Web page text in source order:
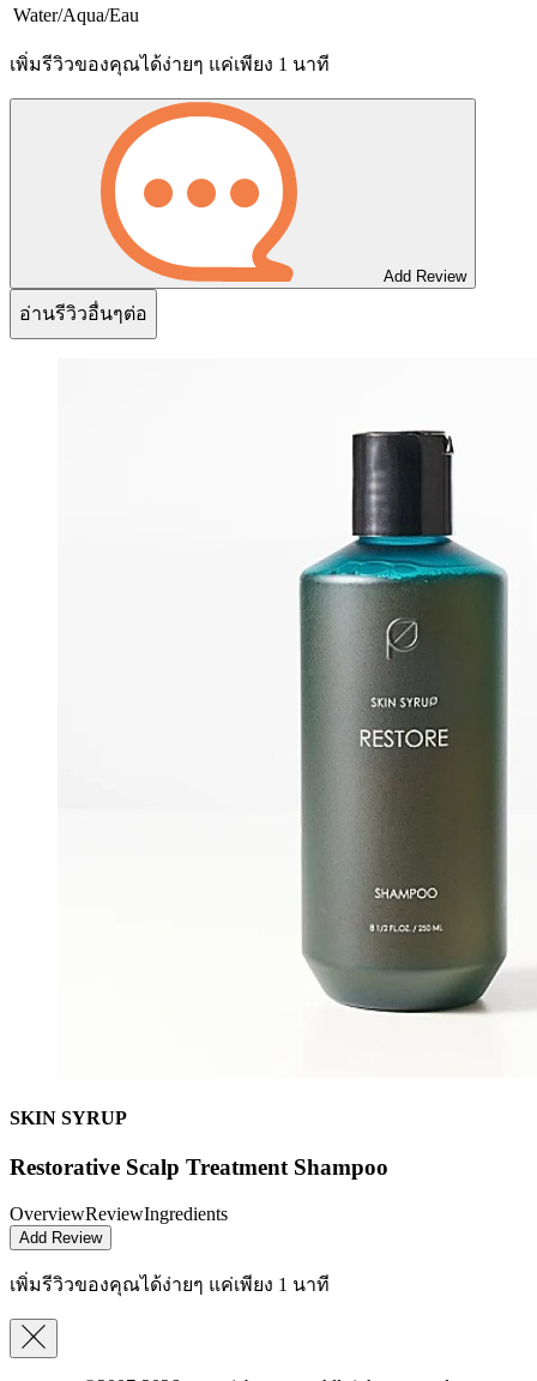
Water/Aqua/Eau
เพิ่มรีวิวของคุณได้ง่ายๆ แค่เพียง 1 นาที
Add Review
อ่านรีวิวอื่นๆต่อ
SKIN SYRUP
Restorative Scalp Treatment Shampoo
OverviewReviewIngredients
Add Review
เพิ่มรีวิวของคุณได้ง่ายๆ แค่เพียง 1 นาที